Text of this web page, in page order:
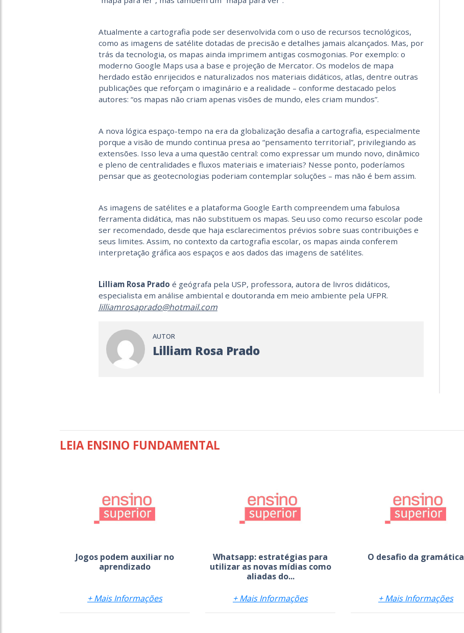
Atualmente a cartografia pode ser desenvolvida com o uso de recursos tecnológicos,
como as imagens de satélite dotadas de precisão e detalhes jamais alcançados. Mas, por
trás da tecnologia, os mapas ainda imprimem antigas cosmogonias. Por exemplo: o
moderno Google Maps usa a base e projeção de Mercator. Os modelos de mapa
herdado estão enrijecidos e naturalizados nos materiais didáticos, atlas, dentre outras
publicações que reforçam o imaginário e a realidade – conforme destacado pelos
autores: “os mapas não criam apenas visões de mundo, eles criam mundos”.
A nova lógica espaço-tempo na era da globalização desafia a cartografia, especialmente
porque a visão de mundo continua presa ao “pensamento territorial”, privilegiando as
extensões. Isso leva a uma questão central: como expressar um mundo novo, dinâmico
e pleno de centralidades e fluxos materiais e imateriais? Nesse ponto, poderíamos
pensar que as geotecnologias poderiam contemplar soluções – mas não é bem assim.
As imagens de satélites e a plataforma Google Earth compreendem uma fabulosa
ferramenta didática, mas não substituem os mapas. Seu uso como recurso escolar pode
ser recomendado, desde que haja esclarecimentos prévios sobre suas contribuições e
seus limites. Assim, no contexto da cartografia escolar, os mapas ainda conferem
interpretação gráfica aos espaços e aos dados das imagens de satélites.
Lilliam Rosa Prado é geógrafa pela USP, professora, autora de livros didáticos,
especialista em análise ambiental e doutoranda em meio ambiente pela UFPR.
lilliamrosaprado@hotmail.com
AUTOR
Lilliam Rosa Prado
LEIA ENSINO FUNDAMENTAL
Jogos podem auxiliar no
aprendizado
+ Mais Informações
Whatsapp: estratégias para
utilizar as novas mídias como
aliadas do...
+ Mais Informações
O desafio da gramática
+ Mais Informações